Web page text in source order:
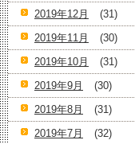
2019年12月
(31)
2019年11月
(30)
2019年10月
(31)
2019年9月
(30)
2019年8月
(31)
2019年7月
(32)